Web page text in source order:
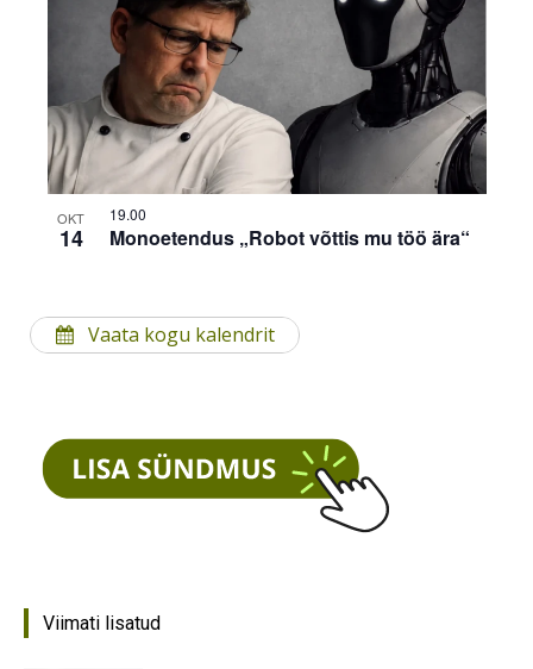
OKT
14 Monoetendus „Robot võttis mu töö ära“
19.00
Vaata kogu kalendrit
Viimati lisatud